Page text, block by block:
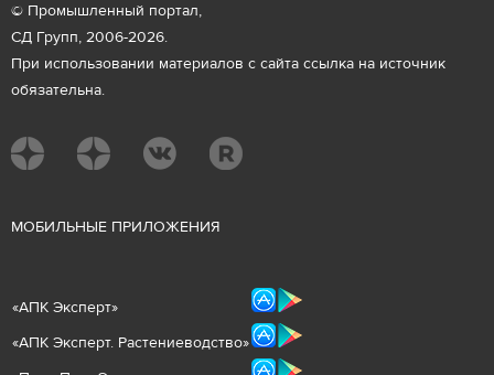
© Промышленный портал,
СД Групп, 2006-2026.
При использовании материалов с сайта ссылка на источник
обязательна.
МОБИЛЬНЫЕ ПРИЛОЖЕНИЯ
«АПК Эксперт»
«АПК Эксперт. Растениеводство»